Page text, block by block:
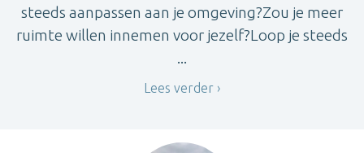
steeds aanpassen aan je omgeving?Zou je meer
ruimte willen innemen voor jezelf?Loop je steeds
...
Lees verder